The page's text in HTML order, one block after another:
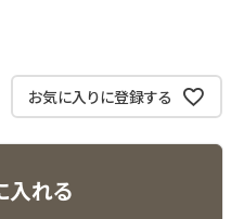
お気に入りに登録する
入れる